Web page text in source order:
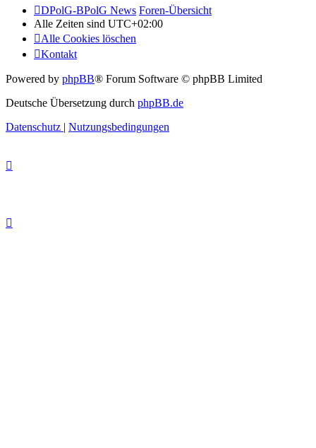
DPolG-BPolG News Foren-Übersicht
Alle Zeiten sind UTC+02:00
Alle Cookies löschen
Kontakt
Powered by phpBB® Forum Software © phpBB Limited
Deutsche Übersetzung durch phpBB.de
Datenschutz | Nutzungsbedingungen